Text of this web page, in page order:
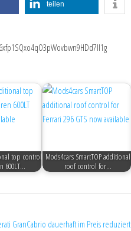
teilen
top control
600LT…
Mods4cars SmartTOP additional
roof control for…
GranCabrio dauerhaft im Preis reduziert